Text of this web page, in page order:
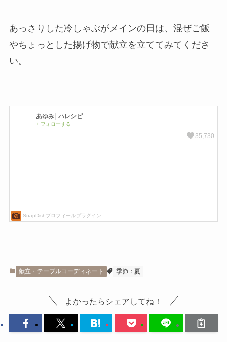
あっさりした冷しゃぶがメインの日は、混ぜご飯
やちょっとした揚げ物で献立を立ててみてくださ
い。
献立・テーブルコーディネート 季節：夏
よかったらシェアしてね！